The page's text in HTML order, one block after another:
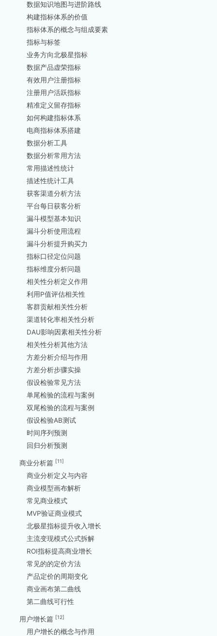
数据知识地图与进阶路线
构建指标体系的价值
指标体系的概念与组成要素
指标与标签
业务方向北极星指标
数据产品虚荣指标
有效用户注册指标
注册用户活跃指标
精准定义留存指标
如何构建指标体系
电商指标体系搭建
数据分析工具
数据分析常用方法
常用描述性统计
描述性统计工具
获客渠道分析方法
平台每日获客分析
漏斗模型基本知识
漏斗分析使用流程
漏斗分析提升购买力
指标口径定位问题
指标维度分析问题
相关性分析定义作用
利用P值评估相关性
客群贡献相关性分析
渠道转化率相关性分析
DAU影响因素相关性分析
相关性分析其他方法
方差分析介绍与作用
方差分析步骤实操
假设检验常见方法
单尾检验的流程与案例
双尾检验的流程与案例
假设检验AB测试
时间序列预测
回归分析预测
商业分析篇 [11]
商业分析定义与内容
商业模型画布解析
常见商业模式
MVP验证商业模式
北极星指标提升收入增长
主流变现模式公式拆解
ROI指标提高商业增长
常见的的定价方法
产品定价的周期变化
商业画布第二曲线
第二曲线可行性
用户增长篇 [12]
用户增长的概念与作用